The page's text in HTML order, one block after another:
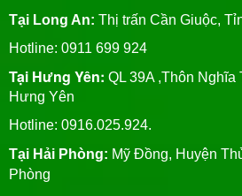
Tại Long An: Thị trấn Cần Giuộc,
Hotline: 0911 699 924
Tại Hưng Yên: QL 39A ,Thôn Nghĩa
Hưng Yên
Hotline: 0916.025.924.
Tại Hải Phòng: Mỹ Đồng, Huyện
Phòng